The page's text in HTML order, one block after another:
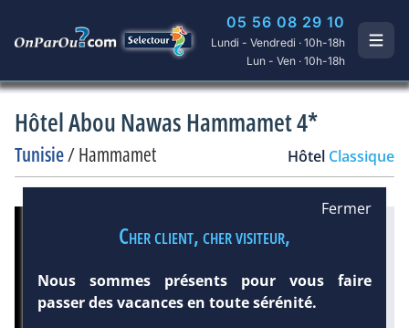
05 56 08 29 10
Lundi - Vendredi · 10h-18h
Lun - Ven · 10h-18h
Hôtel Abou Nawas Hammamet 4*
Tunisie/Hammamet Hôtel Classique
Infos plages :
Dist.
Fermer
Cher client, cher visiteur,
Nous sommes présents pour vous faire
passer des vacances en toute sérénité.